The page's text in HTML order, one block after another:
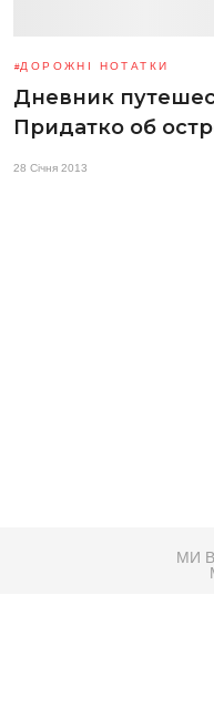
ДОРОЖНІ НОТАТКИ
Дневник
Придатко об
28 Січня 2013
МИ